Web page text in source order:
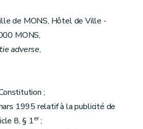
MONS, Hôtel de Ville -
MONS,
adverse,
;
1995 relatif à la publicité de
8, § 1er;